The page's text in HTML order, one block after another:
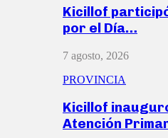
Kicillof
por el Día…
7 agosto, 2026
PROVINCIA
Kicillof
Atención